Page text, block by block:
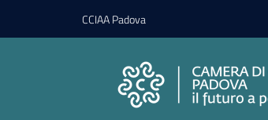
Vai al contenuto
Vai alla navigazione
CCIAA Padova